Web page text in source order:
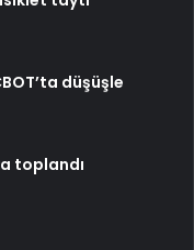
düşüşle
toplandı